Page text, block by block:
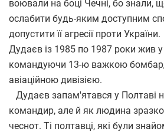
воювали на боці Чечні, бо знали,
ослабити будь-яким доступним
допустити її агресії проти України.
Дудаєв із 1985 по 1987 роки жив у
командуючи 13-ю важкою
авіаційною дивізією.
Дудаєв запам'ятався у Полтаві
командир, але й як людина
чеснот. Ті полтавці, які були